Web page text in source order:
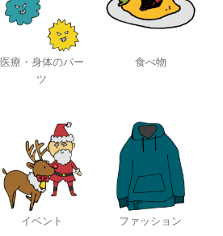
医療・身体のパー
ツ
食べ物
イベント ファッション